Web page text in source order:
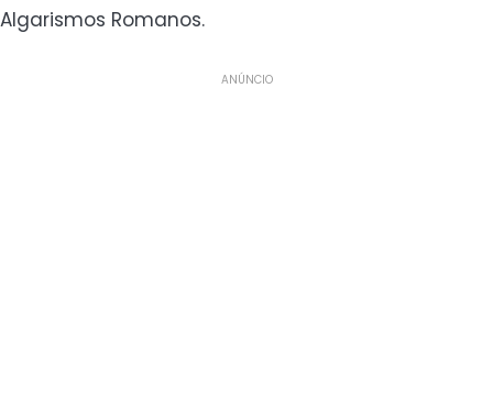
Algarismos Romanos.
ANÚNCIO